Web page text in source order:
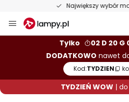
Największy wybór
Przejdź
do
Tylko
02 D 20 G
DODATKOWO nawet do
Kod:TYDZIEN
TYDZIEŃ WOW| do